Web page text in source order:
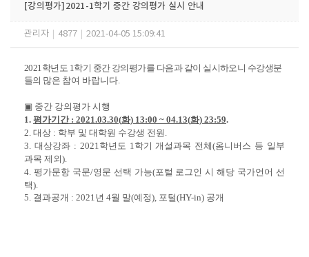
[강의평가]2021-1학기 중간 강의평가 실시 안내
관리자 4877 2021-04-05 15:09:41
2021학년도 1학기 중간 강의평가를 다음과 같이 실시하오니 수강생분
들의 많은 참여 바랍니다.
▣ 중간 강의평가 시행
1. 평가기간 : 2021.03.30(화) 13:00 ~ 04.13(화) 23:59.
2. 대상 : 학부 및 대학원 수강생 전원 .
3. 대상강좌 : 2021학년도 1학기 개설과목 전체(옴니버스 등 일부
과목 제외).
4. 평가문항 국문/영문 선택 가능(포털 로그인 시 해당 국가언어 선
택).
5. 결과공개 : 2021년 4월 말(예정), 포털(HY-in) 공개